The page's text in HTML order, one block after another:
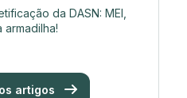
da DASN: MEI,
armadilha!
artigos